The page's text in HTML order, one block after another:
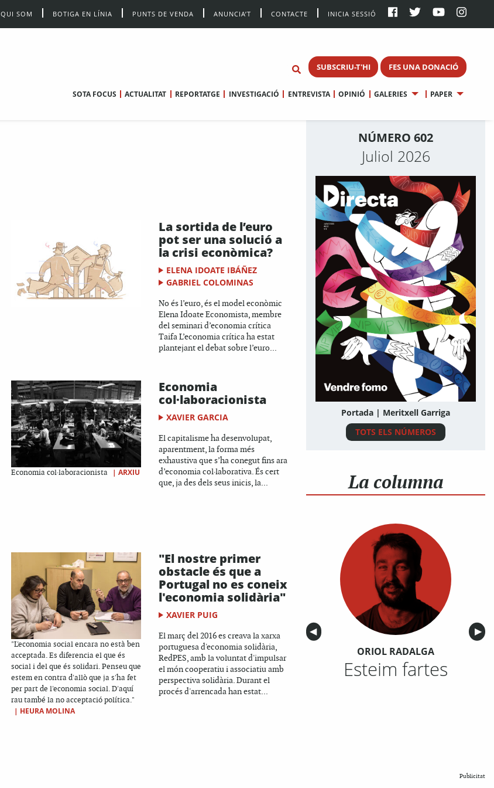
QUI SOM BOTIGA EN LÍNIA PUNTS DE VENDA ANUNCIA’T CONTACTE INICIA SESSIÓ
SUBSCRIU-T'HI FES UNA DONACIÓ
SOTA FOCUS ACTUALITAT REPORTATGE INVESTIGACIÓ ENTREVISTA OPINIÓ GALERIES PAPER
La sortida de l’euro
pot ser una solució a
la crisi econòmica?
ELENA IDOATE IBÁÑEZ
GABRIEL COLOMINAS
No és l’euro, és el model econòmic
Elena Idoate Economista, membre
del seminari d’economia crítica
Taifa L’economia crítica ha estat
plantejant el debat sobre l’euro...
Economia col·laboracionista | ARXIU
Economia
col·laboracionista
XAVIER GARCIA
El capitalisme ha desenvolupat,
aparentment, la forma més
exhaustiva que s’ha conegut fins ara
d’economia col·laborativa. És cert
que, ja des dels seus inicis, la...
"L'economia social encara no està ben
acceptada. Es diferencia el que és
social i del que és solidari. Penseu que
estem en contra d'allò que ja s'ha fet
per part de l'economia social. D'aquí
rau també la no acceptació política."
| HEURA MOLINA
"El nostre primer
obstacle és que a
Portugal no es coneix
l'economia solidària"
XAVIER PUIG
El març del 2016 es creava la xarxa
portuguesa d'economia solidària,
RedPES, amb la voluntat d'impulsar
el món cooperatiu i associatiu amb
perspectiva solidària. Durant el
procés d'arrencada han estat...
NÚMERO 602
Juliol 2026
Portada | Meritxell Garriga
TOTS ELS NÚMEROS
La columna
Anterior
◀︎ ▶︎
ORIOL RADALGA
Esteim fartes
Publicitat